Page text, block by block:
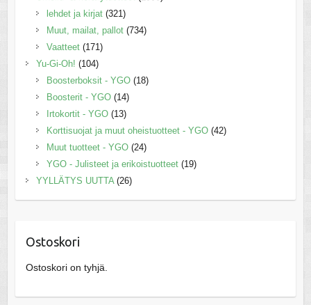
lehdet ja kirjat (321)
Muut, mailat, pallot (734)
Vaatteet (171)
Yu-Gi-Oh! (104)
Boosterboksit - YGO (18)
Boosterit - YGO (14)
Irtokortit - YGO (13)
Korttisuojat ja muut oheistuotteet - YGO (42)
Muut tuotteet - YGO (24)
YGO - Julisteet ja erikoistuotteet (19)
YYLLÄTYS UUTTA (26)
Ostoskori
Ostoskori on tyhjä.